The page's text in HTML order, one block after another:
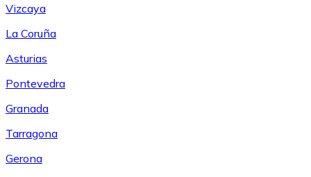
Vizcaya
La Coruña
Asturias
Pontevedra
Granada
Tarragona
Gerona